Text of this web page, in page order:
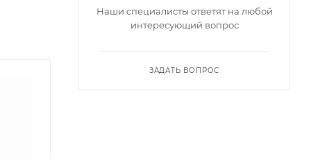
Наши специалисты ответят на любой
интересующий вопрос
ЗАДАТЬ ВОПРОС